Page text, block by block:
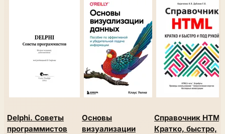
Delphi. Советы
программистов
Основы
визуализации
Справочник
Кратко, быстро,